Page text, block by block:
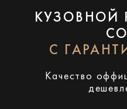
КУЗОВНОЙ
С
Качество